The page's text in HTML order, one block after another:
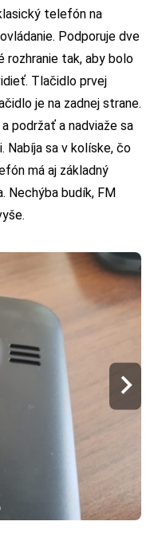
telefón na
Podporuje dve
rozhranie tak, aby bolo
Tlačidlo prvej
je na zadnej strane.
podržať a nadviaže sa
Nabíja sa v kolíske, čo
má aj základný
Nechýba budík, FM